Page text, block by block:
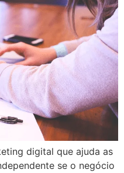
digital que ajuda as
se o negócio